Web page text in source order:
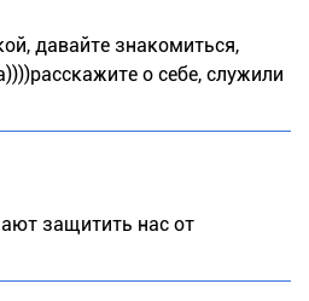
давайте знакомиться,
о себе, служили
защитить нас от